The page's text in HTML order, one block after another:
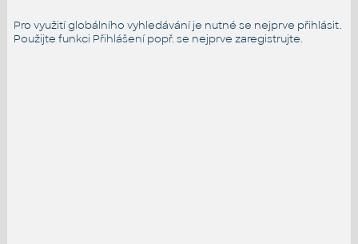
Pro využití globálního vyhledávání je nutné se nejprve přihlásit.
Použijte funkci Přihlášenípopř. se nejprve zaregistrujte.